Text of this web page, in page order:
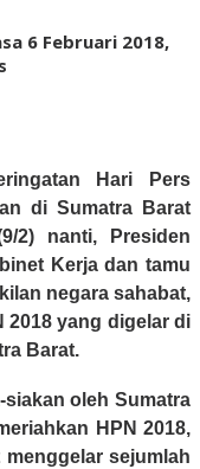
6 Februari 2018,
Hari Pers
di Sumatra Barat
2) nanti, Presiden
Kerja dan tamu
negara sahabat,
2018 yang digelar di
Barat.
oleh Sumatra
HPN 2018,
sejumlah